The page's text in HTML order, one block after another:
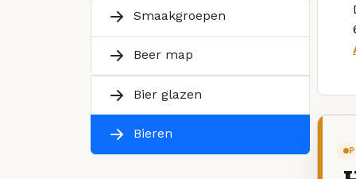
Smaakgroepen
Beer map
Bier glazen
Bieren